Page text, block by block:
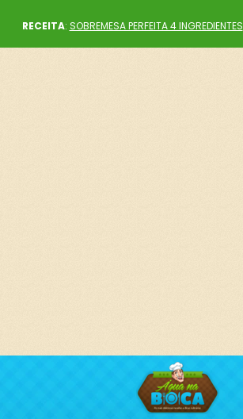
RECEITA: SOBREMESA PERFEITA 4 INGREDIENTES